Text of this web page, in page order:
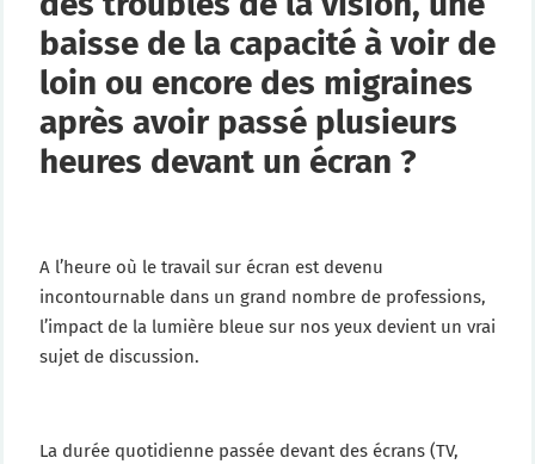
baisse de la capacité à voir de
loin ou encore des migraines
après avoir passé plusieurs
heures devant un écran ?
A l’heure où le travail sur écran est devenu
incontournable dans un grand nombre de professions,
l’impact de la lumière bleue sur nos yeux devient un vrai
sujet de discussion.
La durée quotidienne passée devant des écrans (TV,